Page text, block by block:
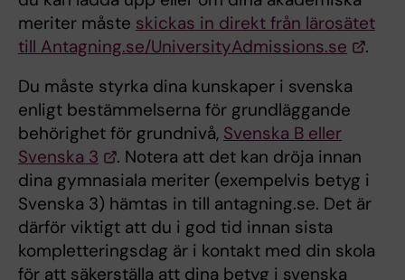
meriter måste skickas in direkt från lärosätet
till Antagning.se/UniversityAdmissions.se
.
Du måste styrka dina kunskaper i svenska
enligt bestämmelserna för grundläggande
behörighet för grundnivå, Svenska B eller
Svenska 3
. Notera att det kan dröja innan
dina gymnasiala meriter (exempelvis betyg i
Svenska 3) hämtas in till antagning.se. Det är
därför viktigt att du i god tid innan sista
kompletteringsdag är i kontakt med din skola
för att säkerställa att dina betyg i svenska